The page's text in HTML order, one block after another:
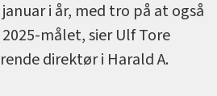
i år, med tro på at også
målet, sier Ulf Tore
direktør i Harald A.